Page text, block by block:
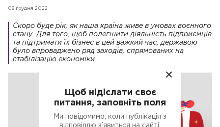
08 грудня 2022
Скоро буде рік, як наша країна живе в умовах воєнного
стану. Для того, щоб полегшити діяльність підприємців
та підтримати їх бізнес в цей важкий час, державою
було впроваджено ряд заходів, спрямованих на
стабілізацію економіки.
Будь ласка, введіть ваш E-mail для
Щоб нідіслати своє
питання, заповніть поля
Ми повідомимо, коли публікація з
відповіддю з’явиться на сайті.